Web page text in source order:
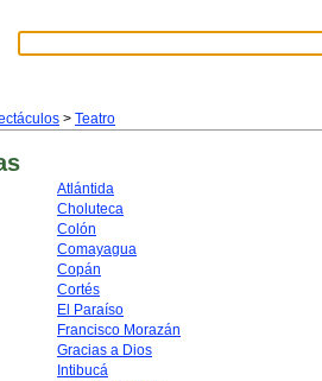
> Teatro
Atlántida
Choluteca
Colón
Comayagua
Copán
Cortés
El Paraíso
Francisco Morazán
Gracias a Dios
Intibucá